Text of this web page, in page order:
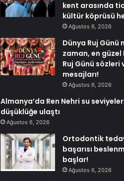
kent arasında
kültür köprüsü
Ağustos 6, 2026
Dünya Ruj Günü
zaman, en güzel
Ruj Günü sözleri
mesajları!
Ağustos 6, 2026
Almanya’da Ren Nehri su
düşüklüğe ulaştı
Ağustos 6, 2026
Ortodontik
başarısı
başlar!
Ağustos 6, 2026